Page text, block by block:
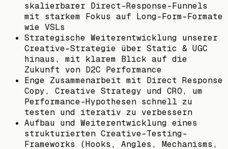
skalierbarer Direct-Response-Funnels
mit starkem Fokus auf Long-Form-Formate
wie VSLs
Strategische Weiterentwicklung unserer
Creative-Strategie über Static & UGC
hinaus, mit klarem Blick auf die
Zukunft von D2C Performance
Enge Zusammenarbeit mit Direct Response
Copy, Creative Strategy und CRO, um
Performance-Hypothesen schnell zu
testen und iterativ zu verbessern
Aufbau und Weiterentwicklung eines
strukturierten Creative-Testing-
Frameworks (Hooks, Angles, Mechanisms,